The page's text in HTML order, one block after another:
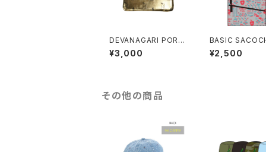
DEVANAGARI PORC
H
¥3,000
BASIC
¥2,500
その他の商品